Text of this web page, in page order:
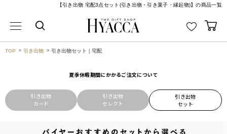
【引き出物 宅配3点セット(引き出物・引き菓子・縁起物)】の商品一覧
TOP 引き出物 引き出物セット｜宅配
夏季休暇期間にかかるご注文について
引き出物
カード
引き出物
セレクト
引き出物
セット